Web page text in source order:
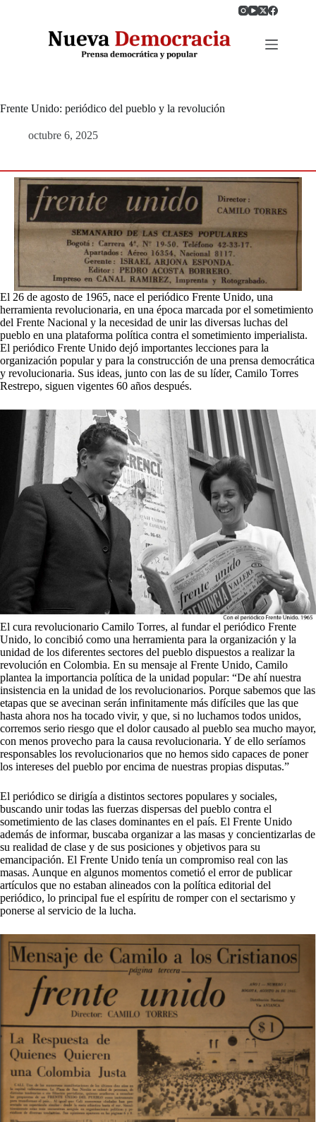
Frente Unido: periódico del pueblo y la revolución
octubre 6, 2025
El 26 de agosto de 1965, nace el periódico Frente Unido, una
herramienta revolucionaria, en una época marcada por el sometimiento
del Frente Nacional y la necesidad de unir las diversas luchas del
pueblo en una plataforma política contra el sometimiento imperialista.
El periódico Frente Unido dejó importantes lecciones para la
organización popular y para la construcción de una prensa democrática
y revolucionaria. Sus ideas, junto con las de su líder, Camilo Torres
Restrepo, siguen vigentes 60 años después.
El cura revolucionario Camilo Torres, al fundar el periódico Frente
Unido, lo concibió como una herramienta para la organización y la
unidad de los diferentes sectores del pueblo dispuestos a realizar la
revolución en Colombia. En su mensaje al Frente Unido, Camilo
plantea la importancia política de la unidad popular: “De ahí nuestra
insistencia en la unidad de los revolucionarios. Porque sabemos que las
etapas que se avecinan serán infinitamente más difíciles que las que
hasta ahora nos ha tocado vivir, y que, si no luchamos todos unidos,
corremos serio riesgo que el dolor causado al pueblo sea mucho mayor,
con menos provecho para la causa revolucionaria. Y de ello seríamos
responsables los revolucionarios que no hemos sido capaces de poner
los intereses del pueblo por encima de nuestras propias disputas.”
El periódico se dirigía a distintos sectores populares y sociales,
buscando unir todas las fuerzas dispersas del pueblo contra el
sometimiento de las clases dominantes en el país. El Frente Unido
además de informar, buscaba organizar a las masas y concientizarlas de
su realidad de clase y de sus posiciones y objetivos para su
emancipación. El Frente Unido tenía un compromiso real con las
masas. Aunque en algunos momentos cometió el error de publicar
artículos que no estaban alineados con la política editorial del
periódico, lo principal fue el espíritu de romper con el sectarismo y
ponerse al servicio de la lucha.